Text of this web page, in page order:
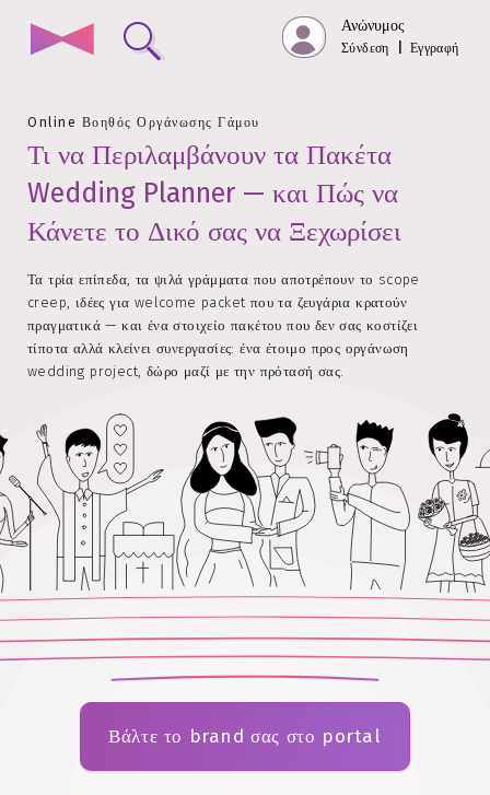
Ανώνυμος
Σύνδεση Εγγραφή
Online Βοηθός Οργάνωσης Γάμου
Τι να Περιλαμβάνουν τα Πακέτα
Wedding Planner — και Πώς να
Κάνετε το Δικό σας να Ξεχωρίσει
Τα τρία επίπεδα, τα ψιλά γράμματα που αποτρέπουν το scope
creep, ιδέες για welcome packet που τα ζευγάρια κρατούν
πραγματικά — και ένα στοιχείο πακέτου που δεν σας κοστίζει
τίποτα αλλά κλείνει συνεργασίες: ένα έτοιμο προς οργάνωση
wedding project, δώρο μαζί με την πρότασή σας.
Βάλτε το brand σας στο portal